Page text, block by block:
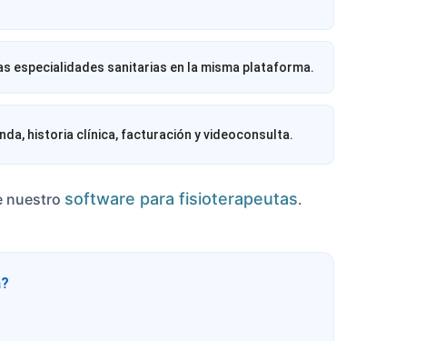
especialidades sanitarias en la misma plataforma.
historia clínica, facturación y videoconsulta.
nuestro software para fisioterapeutas.